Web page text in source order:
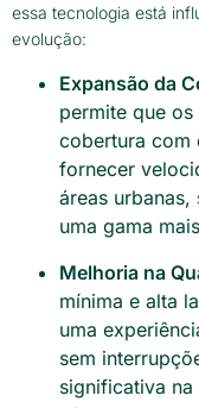
essa tecnologia está
evolução:
Expansão da
permite que
cobertura com
fornecer
áreas urbanas,
uma gama
Melhoria na
mínima e alta
uma
sem
significativa